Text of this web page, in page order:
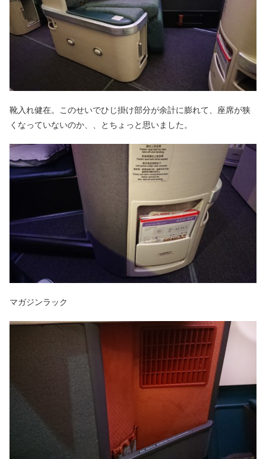
靴入れ健在。このせいでひじ掛け部分が余計に膨れて、座席が狭
くなっていないのか、、とちょっと思いました。
マガジンラック